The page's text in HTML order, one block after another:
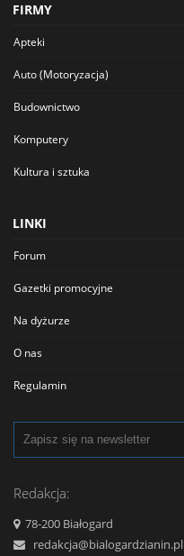
FIRMY
Apteki
Auto (Motoryzacja)
Budownictwo
Komputery
Kultura i sztuka
Turystyka - Wypoczynek
Usługi
Zabytki, Obiekty
LINKI
Forum
Gazetki promocyjne
Na dyżurze
O nas
Regulamin
Polityka prywatności
Cennik
Kontakt
Redakcja:
78-200 Białogard
redakcja@bialogardzianin.pl